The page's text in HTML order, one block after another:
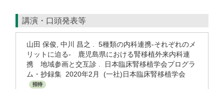
講演・口頭発表等
山田 保俊, 中川 昌之 . 5種類の内科連携-それぞれのメ
リットに迫る- 鹿児島県における腎移植外来内科連
携 地域参画と交互診 . 日本臨床腎移植学会プログラ
ム・抄録集 2020年2月 (一社)日本臨床腎移植学会
招待